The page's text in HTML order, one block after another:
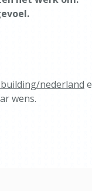
nederland
wens.